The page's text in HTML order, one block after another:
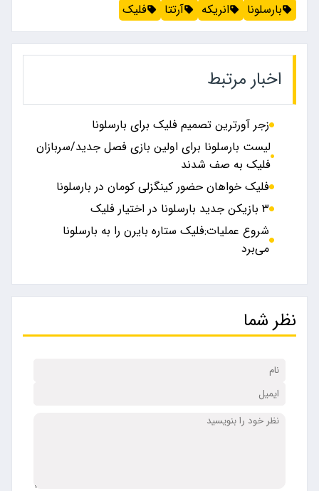
بارسلونا انریکه آرتتا فلیک
اخبار مرتبط
زجر آورترین تصمیم فلیک برای بارسلونا
لیست بارسلونا برای اولین بازی فصل جدید/سربازان
فلیک به صف شدند
فلیک خواهان حضور کینگزلی کومان در بارسلونا
۳ بازیکن جدید بارسلونا در اختیار فلیک
شروع عملیات:فلیک ستاره بایرن را به بارسلونا
می‌برد
نظر شما